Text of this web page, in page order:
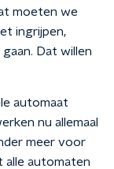
moeten we
ingrijpen,
Dat willen
automaat
nu allemaal
meer voor
alle automaten